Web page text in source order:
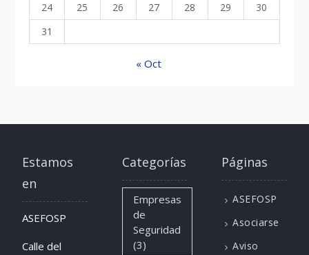
24
25 26 27 28 29
30
31
« Oct
Estamos
en
ASEFOSP
Calle del
Categorías
Empresas
de
Seguridad
(3)
Páginas
ASEFOSP
Asociarse
Aviso